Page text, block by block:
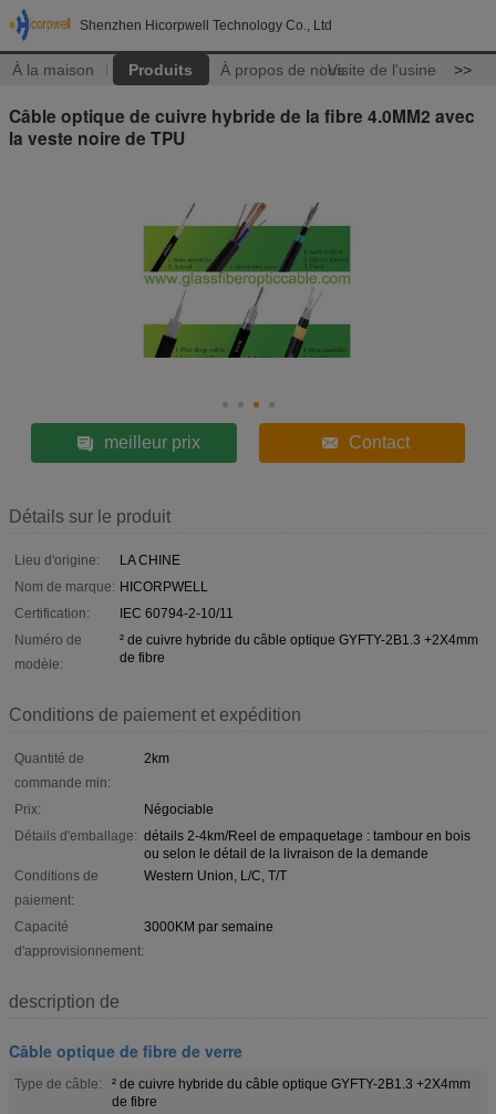
Shenzhen Hicorpwell Technology Co., Ltd
À la maison Produits À propos de nousVisite de l'usine >>
Câble optique de cuivre hybride de la fibre 4.0MM2 avec
la veste noire de TPU
meilleur prix Contact
Détails sur le produit
Lieu d'origine:
LA CHINE
Nom de marque: HICORPWELL
Certification:
IEC 60794-2-10/11
Numéro de
modèle:
² de cuivre hybride du câble optique GYFTY-2B1.3 +2X4mm
de fibre
Conditions de paiement et expédition
Quantité de
commande min:
2km
Prix:
Négociable
Détails d'emballage: détails 2-4km/Reel de empaquetage : tambour en bois
ou selon le détail de la livraison de la demande
Conditions de
paiement:
Western Union, L/C, T/T
Capacité
d'approvisionnement:
3000KM par semaine
description de
Câble optique de fibre de verre
Type de câble:
² de cuivre hybride du câble optique GYFTY-2B1.3 +2X4mm
de fibre